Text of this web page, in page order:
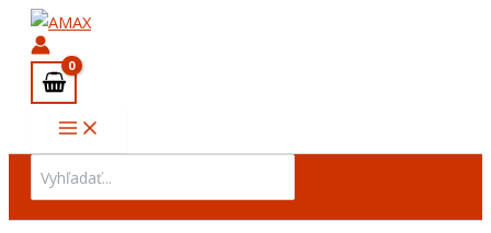
Preskočiť
obsah
for:
množstvo
Tričko
Oohoho
Dámske/L/